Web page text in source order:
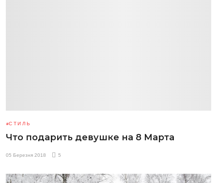
СТИЛЬ
Что подарить девушке на 8 Марта
05 Березня 2018 5